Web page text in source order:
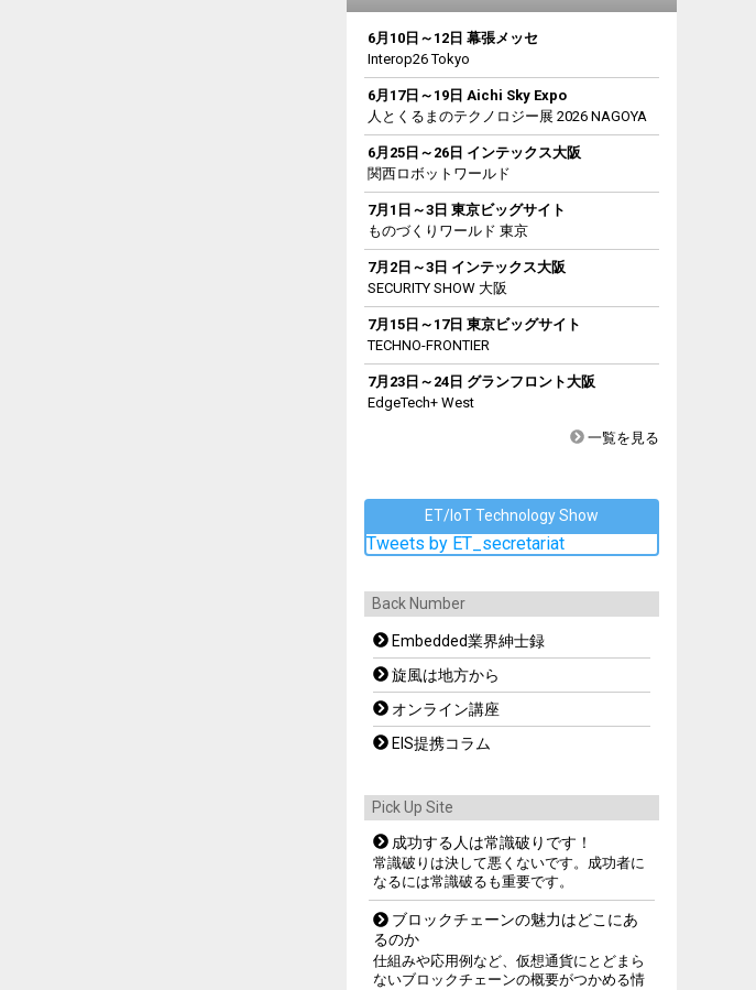
6月10日～12日 幕張メッセ
Interop26 Tokyo
6月17日～19日 Aichi Sky Expo
人とくるまのテクノロジー展 2026 NAGOYA
6月25日～26日 インテックス大阪
関西ロボットワールド
7月1日～3日 東京ビッグサイト
ものづくりワールド 東京
7月2日～3日 インテックス大阪
SECURITY SHOW 大阪
7月15日～17日 東京ビッグサイト
TECHNO-FRONTIER
7月23日～24日 グランフロント大阪
EdgeTech+ West
一覧を見る
ET/IoT Technology Show
Tweets by ET_secretariat
Back Number
Embedded業界紳士録
旋風は地方から
オンライン講座
EIS提携コラム
Pick Up Site
成功する人は常識破りです！
常識破りは決して悪くないです。成功者に
なるには常識破るも重要です。
ブロックチェーンの魅力はどこにあ
るのか
仕組みや応用例など、仮想通貨にとどまら
ないブロックチェーンの概要がつかめる情